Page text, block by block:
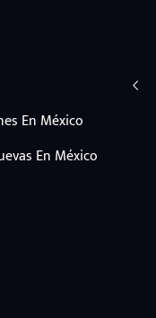
En México
En México